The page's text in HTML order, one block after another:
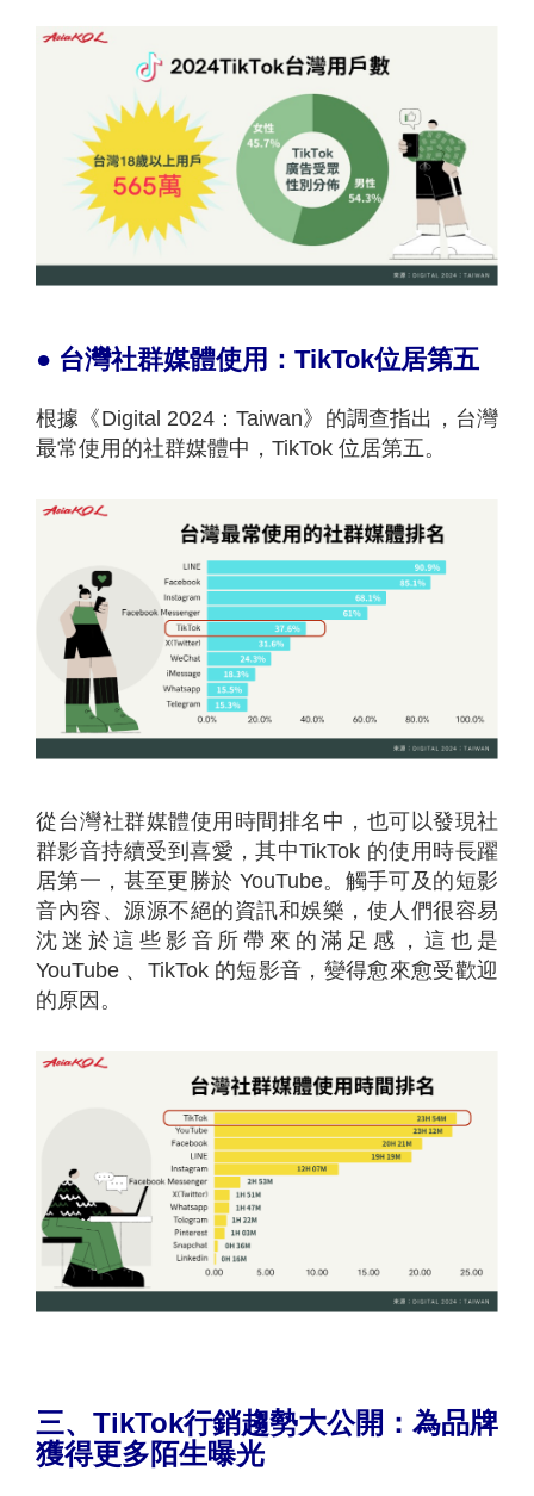
● 台灣社群媒體使用：TikTok位居第五
根據《Digital 2024：Taiwan》的調查指出，台灣
最常使用的社群媒體中，TikTok 位居第五。
從台灣社群媒體使用時間排名中，也可以發現社
群影音持續受到喜愛，其中TikTok 的使用時長躍
居第一，甚至更勝於 YouTube。觸手可及的短影
音內容、源源不絕的資訊和娛樂，使人們很容易
沈迷於這些影音所帶來的滿足感，這也是
YouTube 、TikTok 的短影音，變得愈來愈受歡迎
的原因。
三、TikTok行銷趨勢大公開：為品牌
獲得更多陌生曝光